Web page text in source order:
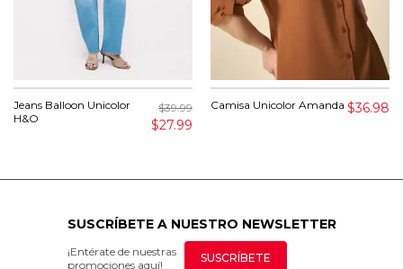
Jeans Balloon Unicolor
H&O
$39.99
$27.99
Camisa Unicolor Amanda $36.98
SUSCRÍBETE A NUESTRO NEWSLETTER
¡Entérate de nuestras
promociones aquí!
SUSCRÍBETE